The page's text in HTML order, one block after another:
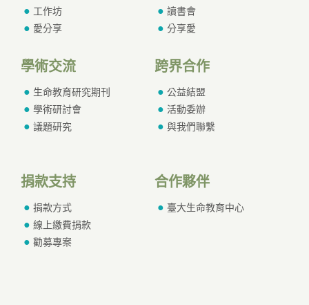
工作坊
愛分享
讀書會
分享愛
學術交流
生命教育研究期刊
學術研討會
議題研究
跨界合作
公益結盟
活動委辦
與我們聯繫
捐款支持
捐款方式
線上繳費捐款
勸募專案
合作夥伴
臺大生命教育中心